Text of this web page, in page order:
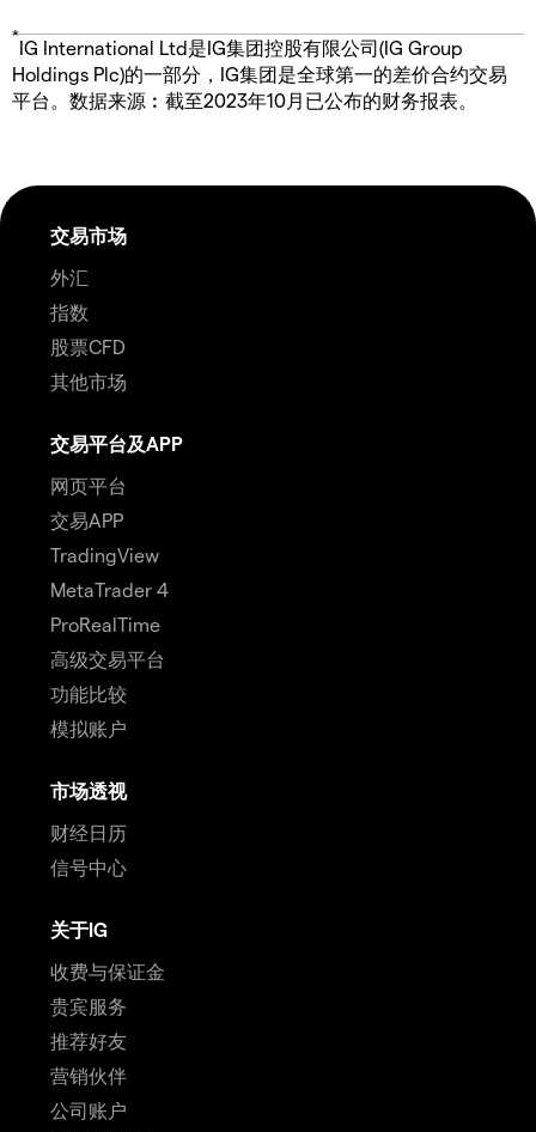
*
IG International Ltd是IG集团控股有限公司(IG Group
Holdings Plc)的一部分，IG集团是全球第一的差价合约交易
平台。数据来源︰截至2023年10月已公布的财务报表。
交易市场
外汇
指数
股票CFD
其他市场
交易平台及APP
网页平台
交易APP
TradingView
MetaTrader 4
ProRealTime
高级交易平台
功能比较
模拟账户
市场透视
财经日历
信号中心
关于IG
收费与保证金
贵宾服务
推荐好友
营销伙伴
公司账户